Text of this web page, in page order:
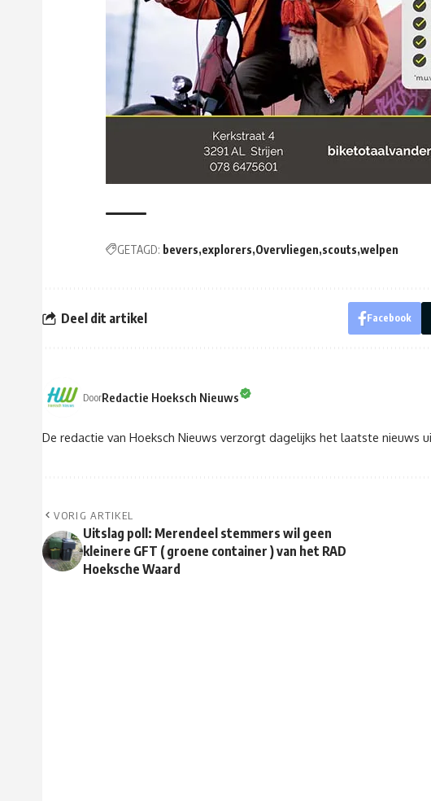
GETAGD: bevers explorers Overvliegen scouts welpen
Deel dit artikel Facebook
DoorRedactie Hoeksch Nieuws
De redactie van Hoeksch Nieuws verzorgt dagelijks het laatste nieuws
VORIG ARTIKEL
Uitslag poll: Merendeel stemmers wil geen
kleinere GFT ( groene container ) van het RAD
Hoeksche Waard